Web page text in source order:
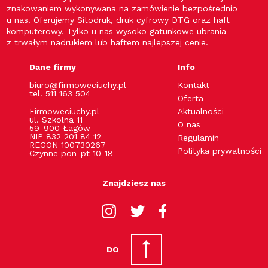
każdym rozmiarze. W ofercie online mamy modele
bawełniane, z domieszką elastycznych włókien lub wykonane
całkowicie z nich. Dodanie elastanu lub poliamidu nie tylko
sprawia, że skarpety są przyjemne dla skóry, ale także trwałe.
w modzie górskiej, na pewno wiesz, jak ważna jest
oddychalność. Dotyczy to nie tylko kurtek, polarów czy
koszulek. Równie istotne są również modele, gwarantujące
wielokilometrowych wędrówek pieszych. Wybierz
energetyczne lub stonowane akcesoria -takie, które najlepiej
będą pasowały do odzieży, którą nosisz na co dzień.
Zapoznaj się z regulaminem zakupów w naszym sklepie
internetowym. Znajdziesz w nim wszystkie najważniejsze
zapraszamy do kontaktu przez e-mail lub telefonicznie.
znakowaniem wykonywana na zamówienie bezpośrednio
u nas. Oferujemy Sitodruk, druk cyfrowy DTG oraz haft
komputerowy. Tylko u nas wysoko gatunkowe ubrania
z trwałym nadrukiem lub haftem najlepszej cenie.
Dane firmy
biuro@firmoweciuchy.pl
tel. 511 163 504
Firmoweciuchy.pl
ul. Szkolna 11
59-900 Łagów
NIP 832 201 84 12
REGON 100730267
Czynne pon-pt 10-18
Info
Kontakt
Oferta
Aktualności
O nas
Regulamin
Polityka prywatności
Znajdziesz nas
DO